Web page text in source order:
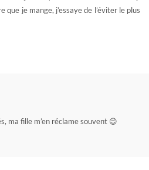
je mange, j’essaye de l’éviter le plus
ma fille m’en réclame souvent 😉